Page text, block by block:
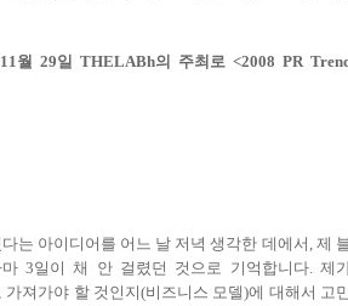
월 29일 THELABh의 주최로 <2008 PR
는 아이디어를 어느 날 저녁 생각한 데에서, 제
3일이 채 안 걸렸던 것으로 기억합니다. 제
져가야 할 것인지(비즈니스 모델)에 대해서 고민